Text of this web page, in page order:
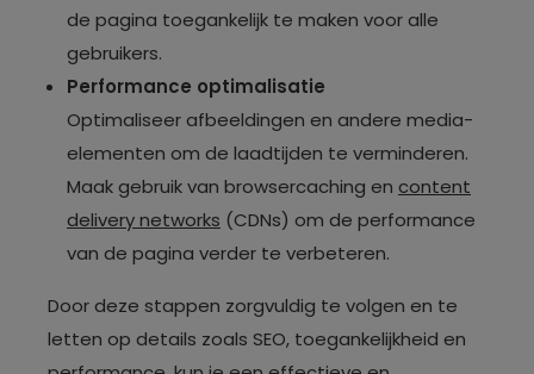
de pagina toegankelijk te maken voor alle
gebruikers.
Performance optimalisatie
Optimaliseer afbeeldingen en andere media-
elementen om de laadtijden te verminderen.
Maak gebruik van browsercaching en content
delivery networks (CDNs) om de performance
van de pagina verder te verbeteren.
Door deze stappen zorgvuldig te volgen en te
letten op details zoals SEO, toegankelijkheid en